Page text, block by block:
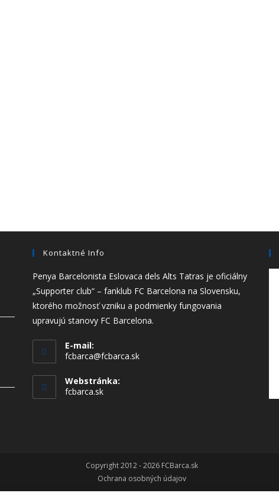
Kontaktné Info
Penya Barcelonista Eslovaca dels Alts Tatras je oficiálny
„Supporter club“ – fanklub FC Barcelona na Slovensku,
ktorého možnosť vzniku a podmienky fungovania
upravujú stanovy FC Barcelona.
E-mail:
fcbarca@fcbarca.sk
Webstránka:
fcbarca.sk
Copyright 2012 - 2026 FCBarca.sk
Ochrana osobných údajov